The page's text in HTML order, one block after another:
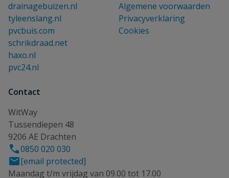
drainagebuizen.nl
tyleenslang.nl
pvcbuis.com
schrikdraad.net
haxo.nl
pvc24.nl
Algemene voorwaarden
Privacyverklaring
Cookies
Contact
WitWay
Tussendiepen 48
9206 AE Drachten
0850 020 030
[email protected]
Maandag t/m vrijdag van 09.00 tot 17.00